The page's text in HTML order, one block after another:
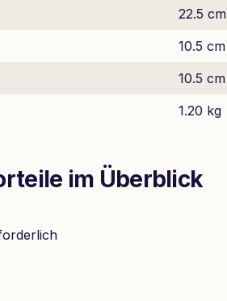
22.5 cm
10.5 cm
10.5 cm
1.20 kg
im Überblick